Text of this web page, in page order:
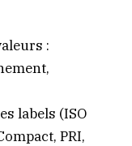
:
labels (ISO
PRI,